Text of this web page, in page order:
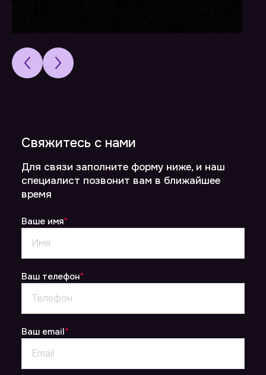
Свяжитесь с нами
Для связи заполните форму ниже, и наш
специалист позвонит вам в ближайшее
время
Ваше имя*
Ваш телефон*
Ваш email*